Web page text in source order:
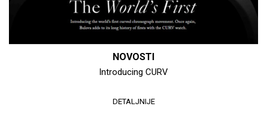
NOVOSTI
Introducing CURV
DETALJNIJE